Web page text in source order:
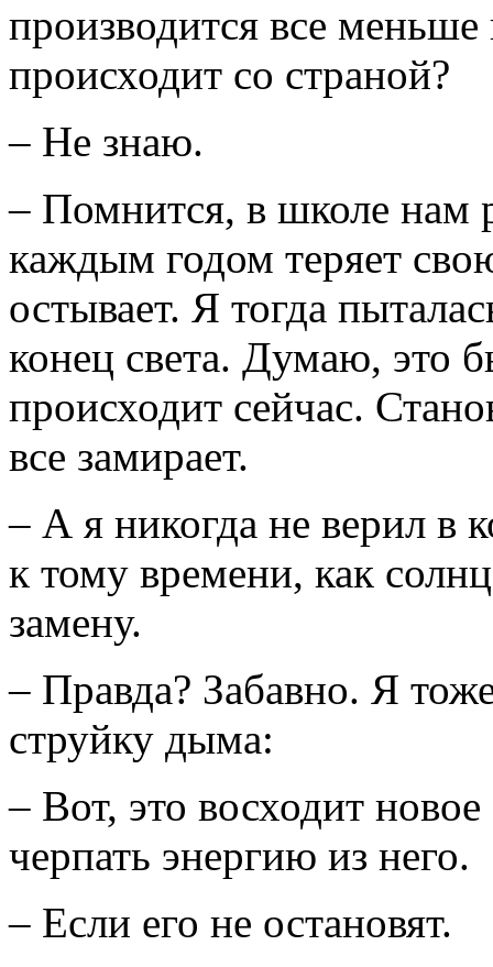
производится все
происходит со страной?
– Не знаю.
– Помнится, в школе нам
каждым годом теряет
остывает. Я тогда
конец света. Думаю, это
происходит сейчас.
все замирает.
– А я никогда не верил в
к тому времени, как
замену.
– Правда? Забавно. Я
струйку дыма:
– Вот, это восходит
черпать энергию из него.
– Если его не остановят.